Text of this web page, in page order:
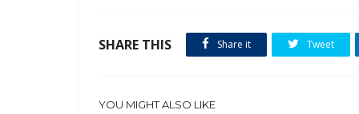
SHARE THIS Share it Tweet
YOU MIGHT ALSO LIKE